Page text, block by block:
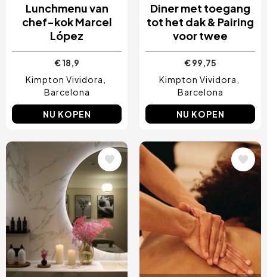
Lunchmenu van
chef-kok Marcel
López
€ 18,9
Kimpton Vividora
Barcelona
NU KOPEN
Diner met toegang
tot het dak & Pairing
voor twee
€ 99,75
Kimpton Vividora
Barcelona
NU KOPEN
Afbeelding Afbeelding